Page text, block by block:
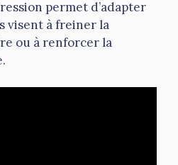
permet d’adapter
visent à freiner la
ou à renforcer la